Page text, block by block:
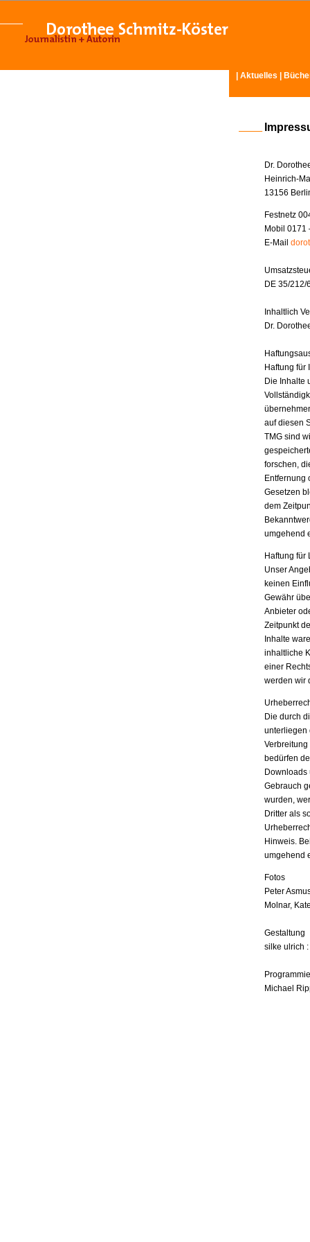
Aktuelles
Dr.
Heinrich-
13156
Festnetz
Mobil 0171
E-Mail
DE 35/212/
Inhaltlich
Dr.
Haftung für
Die Inhalte
auf diesen
TMG sind
forschen,
Entfernung
Gesetzen
dem
umgehend
Haftung für
Unser
keinen
Gewähr
Anbieter
Zeitpunkt
Inhalte
inhaltliche
einer
werden wir
Die durch
unterliegen
bedürfen
Downloads
Gebrauch
wurden,
Dritter als
Hinweis.
umgehend
Fotos
Peter
Molnar,
Gestaltung
silke ulrich
Michael